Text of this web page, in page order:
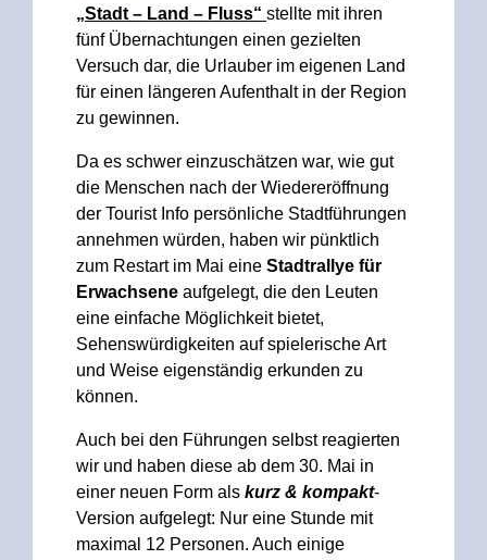
„Stadt – Land – Fluss“ stellte mit ihren
fünf Übernachtungen einen gezielten
Versuch dar, die Urlauber im eigenen Land
für einen längeren Aufenthalt in der Region
zu gewinnen.
Da es schwer einzuschätzen war, wie gut
die Menschen nach der Wiedereröffnung
der Tourist Info persönliche Stadtführungen
annehmen würden, haben wir pünktlich
zum Restart im Mai eine Stadtrallye für
Erwachsene aufgelegt, die den Leuten
eine einfache Möglichkeit bietet,
Sehenswürdigkeiten auf spielerische Art
und Weise eigenständig erkunden zu
können.
Auch bei den Führungen selbst reagierten
wir und haben diese ab dem 30. Mai in
einer neuen Form als kurz & kompakt-
Version aufgelegt: Nur eine Stunde mit
maximal 12 Personen. Auch einige